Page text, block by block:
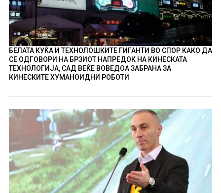
БЕЛАТА КУЌА И ТЕХНОЛОШКИТЕ ГИГАНТИ ВО СПОР КАКО ДА
СЕ ОДГОВОРИ НА БРЗИОТ НАПРЕДОК НА КИНЕСКАТА
ТЕХНОЛОГИЈА, САД ВЕЌЕ ВОВЕДОА ЗАБРАНА ЗА
КИНЕСКИТЕ ХУМАНОИДНИ РОБОТИ